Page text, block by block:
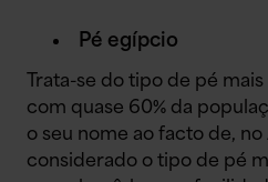
Pé egípcio
Trata-se do tipo de pé
com quase 60% da
o seu nome ao facto de,
considerado o tipo de pé